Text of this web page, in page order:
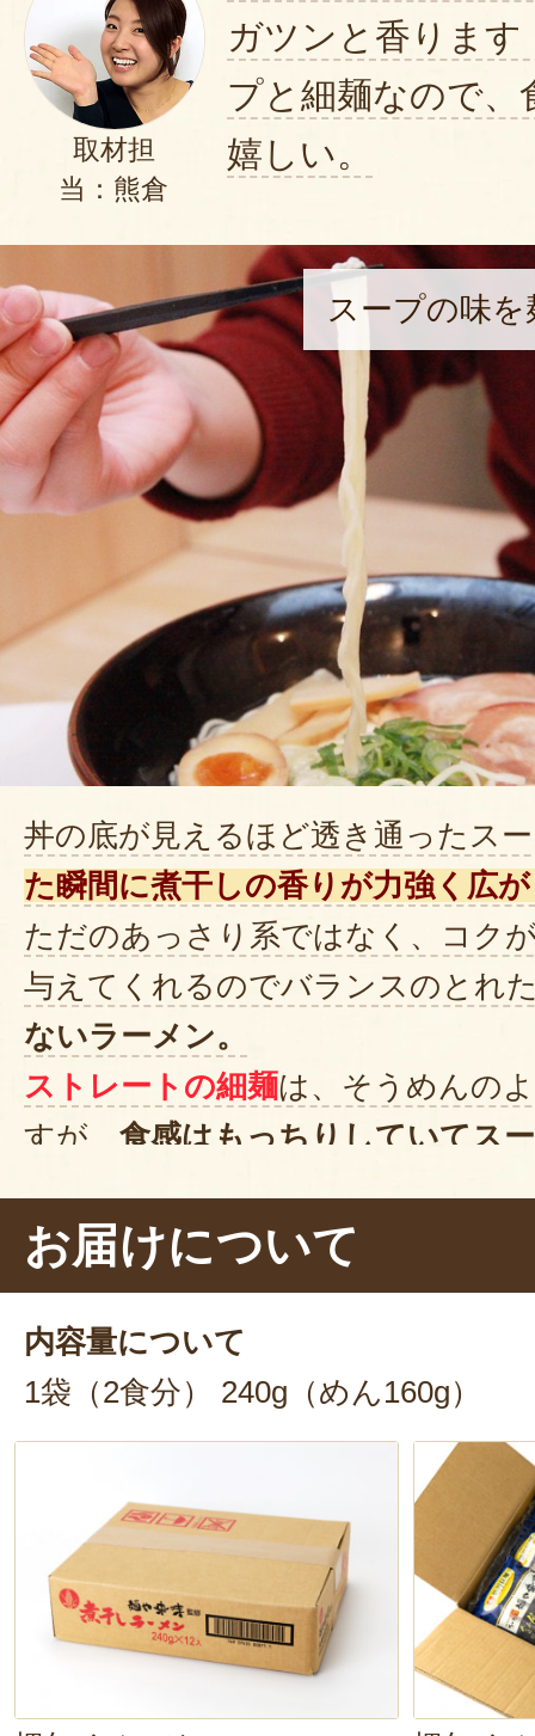
取材担
当：熊倉
ガツンと香りま
プと細麺なので、
嬉しい。
スープの味
丼の底が見えるほど透き通ったス
た瞬間に煮干しの香りが力強く広
ただのあっさり系ではなく、コク
与えてくれるのでバランスのとれ
ないラーメン。
ストレートの細麺は、そうめんの
すが、 食感はもっちりしていてス
べれちゃうので、お子様や女性に
だあとの〆のラーメンにぴったり！
茹で時間が短く、作り方も簡単
ときにすぐ食べれるのも嬉しいで
常に家にストックしておきたいラ
お届けについて
内容量について
1袋（2食分） 240g（めん160g）